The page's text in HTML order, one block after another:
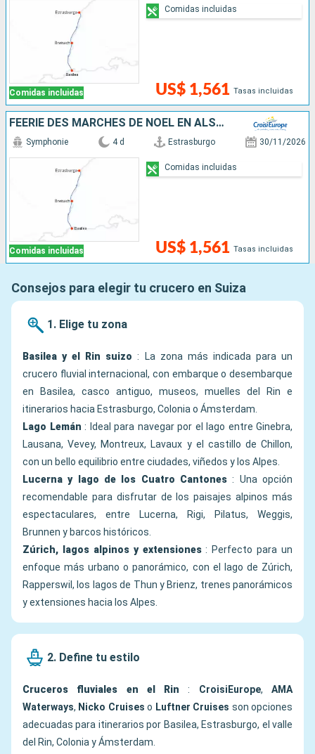
Comidas incluidas US$ 1,561 Tasas incluidas
Comidas incluidas
FÉERIE DES MARCHÉS DE NOËL EN ALSACE ET EN SUISSE AU FIL DU RHIN
Comidas incluidas
Symphonie 4 d Estrasburgo 30/11/2026
US$ 1,561 Tasas incluidas
Comidas incluidas
Consejos para elegir tu crucero en Suiza
1. Elige tu zona
Basilea y el Rin suizo : La zona más indicada para un
crucero fluvial internacional, con embarque o desembarque
en Basilea, casco antiguo, museos, muelles del Rin e
itinerarios hacia Estrasburgo, Colonia o Ámsterdam.
Lago Lemán : Ideal para navegar por el lago entre Ginebra,
Lausana, Vevey, Montreux, Lavaux y el castillo de Chillon,
con un bello equilibrio entre ciudades, viñedos y los Alpes.
Lucerna y lago de los Cuatro Cantones : Una opción
recomendable para disfrutar de los paisajes alpinos más
espectaculares, entre Lucerna, Rigi, Pilatus, Weggis,
Brunnen y barcos históricos.
Zúrich, lagos alpinos y extensiones: Perfecto para un
enfoque más urbano o panorámico, con el lago de Zúrich,
Rapperswil, los lagos de Thun y Brienz, trenes panorámicos
y extensiones hacia los Alpes.
2. Define tu estilo
Cruceros fluviales en el Rin : CroisiEurope,AMA
Waterways, Nicko Cruises o Luftner Cruises son opciones
adecuadas para itinerarios por Basilea, Estrasburgo, el valle
del Rin, Colonia y Ámsterdam.